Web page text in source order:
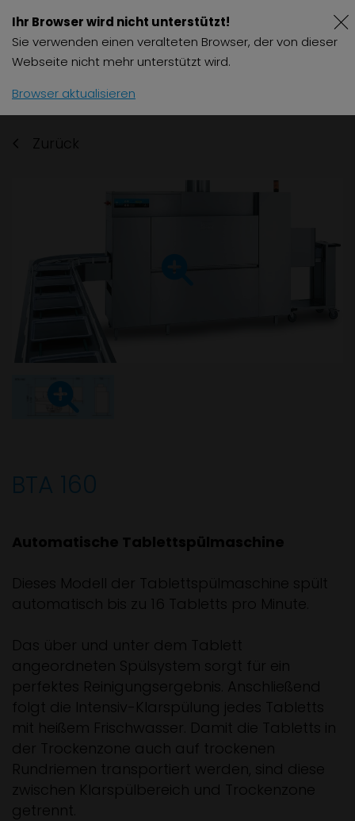
Zurück
BTA 160
Automatische Tablettspülmaschine
Dieses Modell der Tablettspülmaschine spült
automatisch bis zu 16 Tabletts pro Minute.
Das über und unter dem Tablett
angeordneten Spülsystem sorgt für ein
perfektes Reinigungsergebnis. Anschließend
folgt die Intensiv-Klarspülung jedes Tabletts
mit heißem Frischwasser. Damit die Tabletts in
der Trockenzone auch auf trockenen
Rundriemen transportiert werden, sind diese
zwischen Klarspülbereich und Trockenzone
getrennt.
Ihr Browser wird nicht unterstützt!
Sie verwenden einen veralteten Browser, der von dieser
Webseite nicht mehr unterstützt wird.
Browser aktualisieren